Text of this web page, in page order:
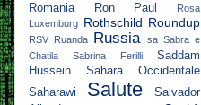
Romania
Ron Paul
Rosa
Luxemburg Rothschild Roundup
RSV Ruanda Russia sa Sabra e
Chatila
Sabrina Ferilli
Saddam
Hussein
Sahara Occidentale
Saharawi
Salute
Salvador